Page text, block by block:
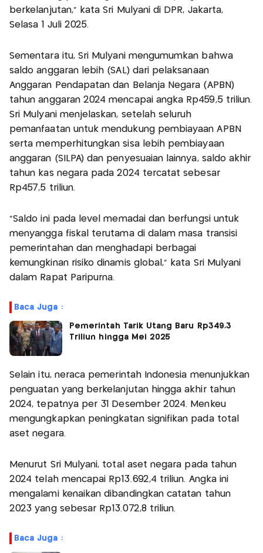
berkelanjutan," kata Sri Mulyani di DPR, Jakarta,
Selasa 1 Juli 2025.
Sementara itu, Sri Mulyani mengumumkan bahwa
saldo anggaran lebih (SAL) dari pelaksanaan
Anggaran Pendapatan dan Belanja Negara (APBN)
tahun anggaran 2024 mencapai angka Rp459,5 triliun.
Sri Mulyani menjelaskan, setelah seluruh
pemanfaatan untuk mendukung pembiayaan APBN
serta memperhitungkan sisa lebih pembiayaan
anggaran (SILPA) dan penyesuaian lainnya, saldo akhir
tahun kas negara pada 2024 tercatat sebesar
Rp457,5 triliun.
"Saldo ini pada level memadai dan berfungsi untuk
menyangga fiskal terutama di dalam masa transisi
pemerintahan dan menghadapi berbagai
kemungkinan risiko dinamis global," kata Sri Mulyani
dalam Rapat Paripurna.
Baca Juga :
Pemerintah Tarik Utang Baru Rp349,3
Triliun hingga Mei 2025
Selain itu, neraca pemerintah Indonesia menunjukkan
penguatan yang berkelanjutan hingga akhir tahun
2024, tepatnya per 31 Desember 2024. Menkeu
mengungkapkan peningkatan signifikan pada total
aset negara.
Menurut Sri Mulyani, total aset negara pada tahun
2024 telah mencapai Rp13.692,4 triliun. Angka ini
mengalami kenaikan dibandingkan catatan tahun
2023 yang sebesar Rp13.072,8 triliun.
Baca Juga :